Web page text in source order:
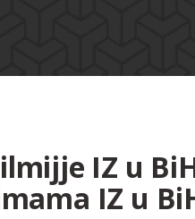
IZ u
IZ u